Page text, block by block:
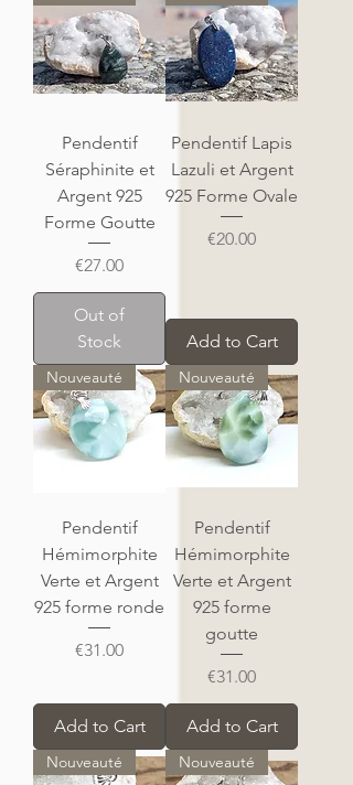
Pendentif
Séraphinite et
Argent 925
Forme Goutte
Price
€27.00
Out of
Stock
Pendentif Lapis
Lazuli et Argent
925 Forme Ovale
Price
€20.00
Add to Cart
Nouveauté
Pendentif
Hémimorphite
Verte et Argent
925 forme ronde
Price
€31.00
Add to Cart
Nouveauté
Pendentif
Hémimorphite
Verte et Argent
925 forme
goutte
Price
€31.00
Add to Cart
Nouveauté Nouveauté